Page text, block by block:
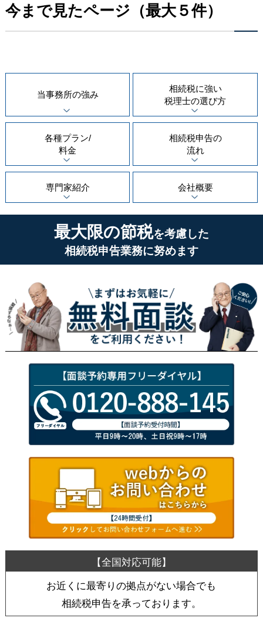
今まで見たページ（最大５件）
当事務所の強み
相続税に強い
税理士の選び方
各種プラン/
料金
相続税申告の
流れ
専門家紹介 会社概要
最大限の節税を考慮した
相続税申告業務に努めます
お近くに最寄りの拠点がない場合でも
相続税申告を承っております。